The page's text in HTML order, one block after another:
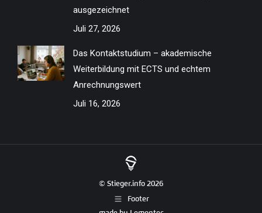
ausgezeichnet
Juli 27, 2026
Das Kontaktstudium – akademische
Weiterbildung mit ECTS und echtem
Anrechnungswert
Juli 16, 2026
© Stieger.info 2026
Footer